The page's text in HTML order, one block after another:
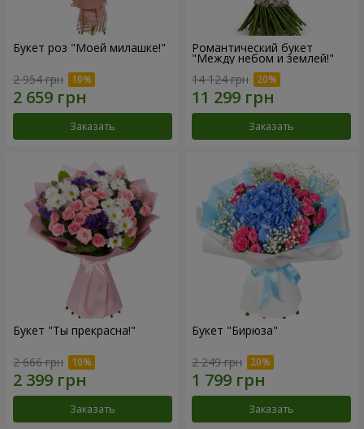
Букет роз "Моей милашке!"
2 954 грн
Заказать
Романтический букет
"Между небом и землей!"
14 124 грн
Заказать
Букет "Ты прекрасна!"
2 666 грн
Заказать
Букет "Бирюза"
2 249 грн
Заказать